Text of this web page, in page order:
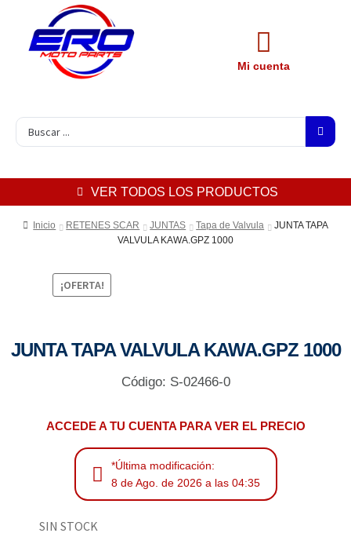
Mi cuenta
VER TODOS LOS PRODUCTOS
Inicio RETENES SCAR JUNTAS Tapa de Valvula
JUNTA TAPA
VALVULA KAWA.GPZ 1000
¡OFERTA!
JUNTA TAPA VALVULA KAWA.GPZ 1000
Código: S-02466-0
ACCEDE A TU CUENTA PARA VER EL PRECIO
*Última modificación:
8 de Ago. de 2026 a las 04:35
SIN STOCK